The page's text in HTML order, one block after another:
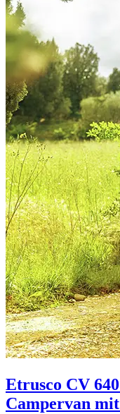
Etrusco CV
Campervan